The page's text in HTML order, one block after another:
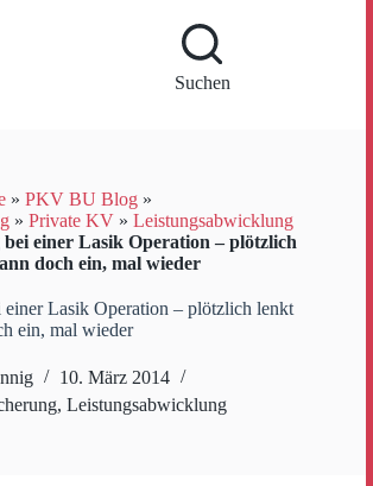
Suchen
» PKV BU Blog »
» Private KV » Leistungsabwicklung
einer Lasik Operation – plötzlich
doch ein, mal wieder
einer Lasik Operation – plötzlich lenkt
ein, mal wieder
10. März 2014
, Leistungsabwicklung